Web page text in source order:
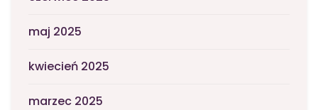
maj 2025
kwiecień 2025
marzec 2025